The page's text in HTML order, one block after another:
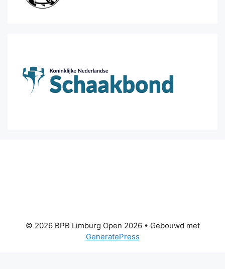
© 2026 BPB Limburg Open 2026• Gebouwd met
GeneratePress